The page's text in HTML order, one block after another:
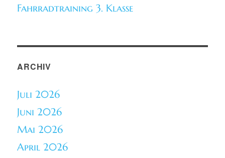
Fahrradtraining 3. Klasse
ARCHIV
Juli 2026
Juni 2026
Mai 2026
April 2026